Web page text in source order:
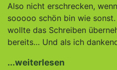
Also nicht erschrecken,
sooooo schön bin wie
wollte das Schreiben
bereits… Und als ich
...weiterlesen